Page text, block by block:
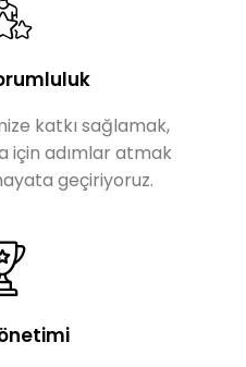
katkı sağlamak,
için adımlar atmak
geçiriyoruz.